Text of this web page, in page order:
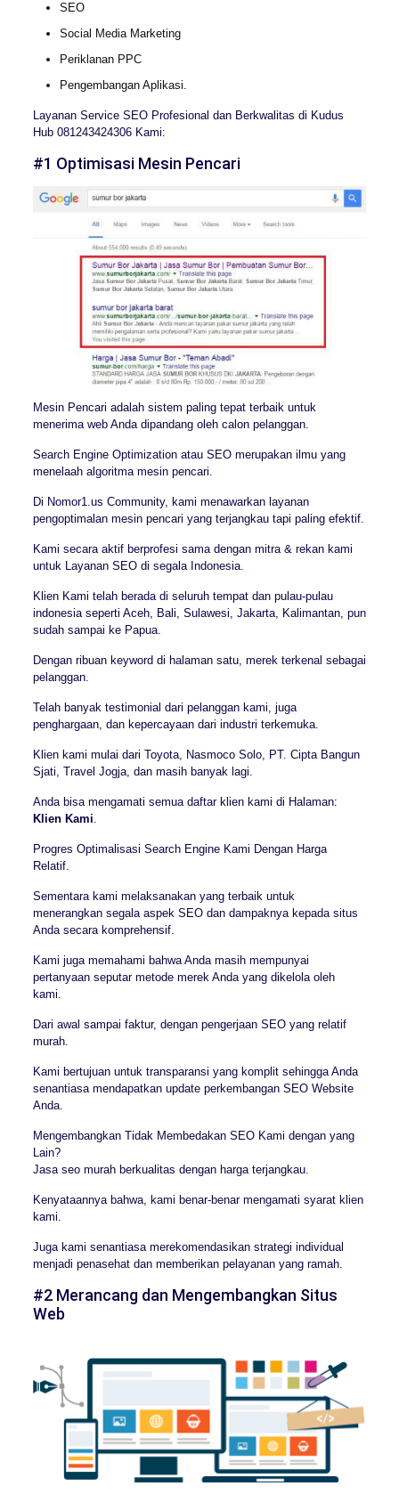
SEO
Social Media Marketing
Periklanan PPC
Pengembangan Aplikasi.
Layanan Service SEO Profesional dan Berkwalitas di Kudus
Hub 081243424306 Kami:
#1 Optimisasi Mesin Pencari
Mesin Pencari adalah sistem paling tepat terbaik untuk
menerima web Anda dipandang oleh calon pelanggan.
Search Engine Optimization atau SEO merupakan ilmu yang
menelaah algoritma mesin pencari.
Di Nomor1.us Community, kami menawarkan layanan
pengoptimalan mesin pencari yang terjangkau tapi paling efektif.
Kami secara aktif berprofesi sama dengan mitra & rekan kami
untuk Layanan SEO di segala Indonesia.
Klien Kami telah berada di seluruh tempat dan pulau-pulau
indonesia seperti Aceh, Bali, Sulawesi, Jakarta, Kalimantan, pun
sudah sampai ke Papua.
Dengan ribuan keyword di halaman satu, merek terkenal sebagai
pelanggan.
Telah banyak testimonial dari pelanggan kami, juga
penghargaan, dan kepercayaan dari industri terkemuka.
Klien kami mulai dari Toyota, Nasmoco Solo, PT. Cipta Bangun
Sjati, Travel Jogja, dan masih banyak lagi.
Anda bisa mengamati semua daftar klien kami di Halaman:
Klien Kami
Progres Optimalisasi Search Engine Kami Dengan Harga
Relatif.
Sementara kami melaksanakan yang terbaik untuk
menerangkan segala aspek SEO dan dampaknya kepada situs
Anda secara komprehensif.
Kami juga memahami bahwa Anda masih mempunyai
pertanyaan seputar metode merek Anda yang dikelola oleh
kami.
Dari awal sampai faktur, dengan pengerjaan SEO yang relatif
murah.
Kami bertujuan untuk transparansi yang komplit sehingga Anda
senantiasa mendapatkan update perkembangan SEO Website
Anda.
Mengembangkan Tidak Membedakan SEO Kami dengan yang
Lain?
Jasa seo murah berkualitas dengan harga terjangkau.
Kenyataannya bahwa, kami benar-benar mengamati syarat klien
kami.
Juga kami senantiasa merekomendasikan strategi individual
menjadi penasehat dan memberikan pelayanan yang ramah.
#2 Merancang dan Mengembangkan Situs
Web